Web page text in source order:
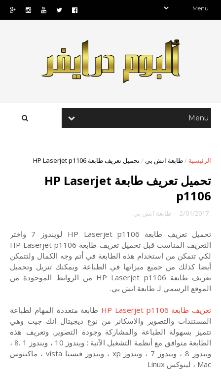
الرئيسية /طابعة اتش بي/تحميل تعريف طابعة HP Laserjet p1106
تحميل تعريف طابعة HP Laserjet
p1106
2/01/2017
- طابعة اتش بي
تحميل تعريف طابعة HP Laserjet p1106 لويندوز 7 واختر
التعريف المناسب قبل تحميل تعريف طابعة HP Laserjet p1106
لكي تتمكن من استخدام هذه الطابعة في أتم وجه الكمال ولتتمكن
أيضا كذلك من جميع ميزاتها في الطباعة. ويمكنك تنزيل وتحميل
تعريف طابعة HP Laserjet p1106 من الروابط الموجودة من
الموقع الرسمي لـ طابعة اتش بي.
تعريف طابعة HP Laserjet p1106
طابعة متعددة المهام لطباعة
المستندات والتصوير والاسكانر من نوع ديجيتال انك جيت وهي
تتميز بسهولة الطباعة والمشاركة وجودة التصوير. وتعريف هذه
الطابعة متوافق مع أنظمة التشغيل الآتية : ويندوز 10 ، ويندوز 1 .8 ،
ويندوز 8 ، ويندوز 7 ، ويندوز xp ، ويندوز فيستا vista ، ماكنتوس
Mac ، لينوكس Linux